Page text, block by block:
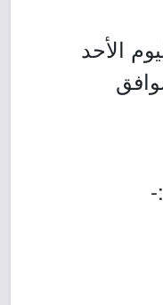
الأحد
الموافق